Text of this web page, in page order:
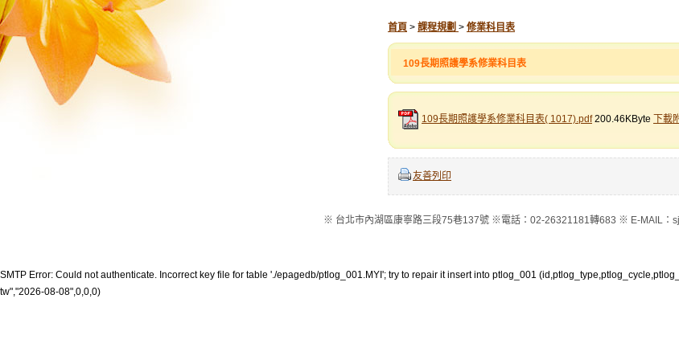
首頁 > 課程規劃 > 修業科目表
109長期照護學系修業科目表
109長期照護學系修業科目表( 1017).pdf 200.46KByte 下載
友善列印
※ 台北市內湖區康寧路三段75巷137號 ※電話：02-26321181轉683 ※ E-MAIL：
SMTP Error: Could not authenticate. Incorrect key file for table './epagedb/ptlog_001.MYI'; try to repair it insert into ptlog_001
tw","2026-08-08",0,0,0)